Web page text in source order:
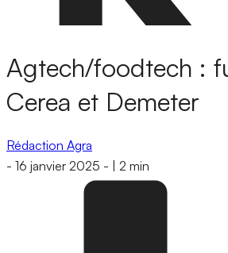
Agtech/foodtech :
Cerea et Demeter
Rédaction Agra
- 16 janvier 2025 - 2 min